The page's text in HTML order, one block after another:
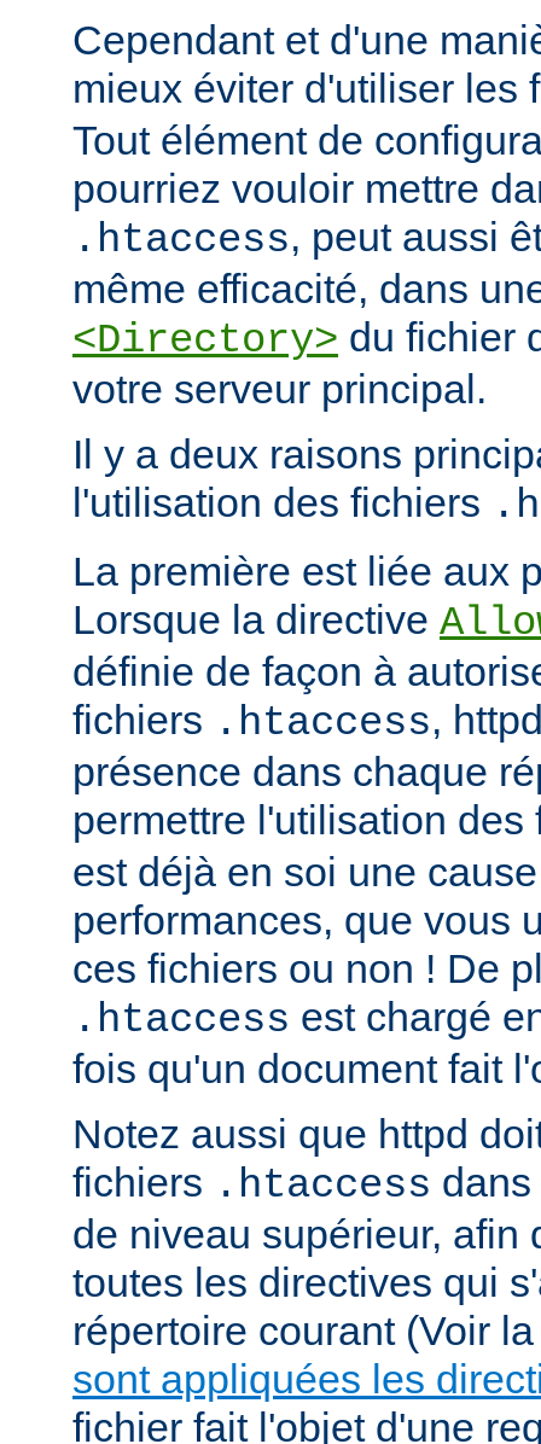
Cependant et d'une
mieux éviter d'utiliser les
Tout élément de
pourriez vouloir mettre
.htaccess, peut aussi
même efficacité, dans
<Directory> du fichier
votre serveur principal.
Il y a deux raisons
l'utilisation des fichiers
La première est liée aux
Lorsque la directive
définie de façon à
fichiers .htaccess,
présence dans chaque
permettre l'utilisation
est déjà en soi une
performances, que vous
ces fichiers ou non ! De
.htaccess est chargé
fois qu'un document fait
Notez aussi que httpd
fichiers .htaccess
de niveau supérieur, afin
toutes les directives qui
répertoire courant (Voir
sont appliquées les
fichier fait l'objet d'une